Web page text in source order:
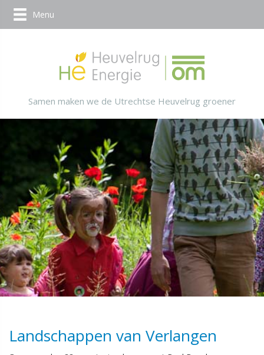
Menu
Samen maken we de Utrechtse Heuvelrug groener
Landschappen van Verlangen